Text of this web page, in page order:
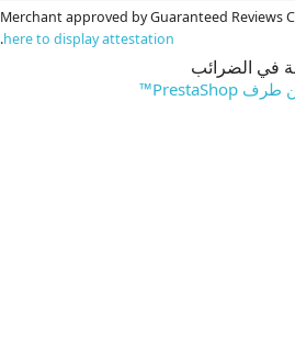
Merchant approved by Guaranteed Reviews
here to display attestation
.
في الضرائب